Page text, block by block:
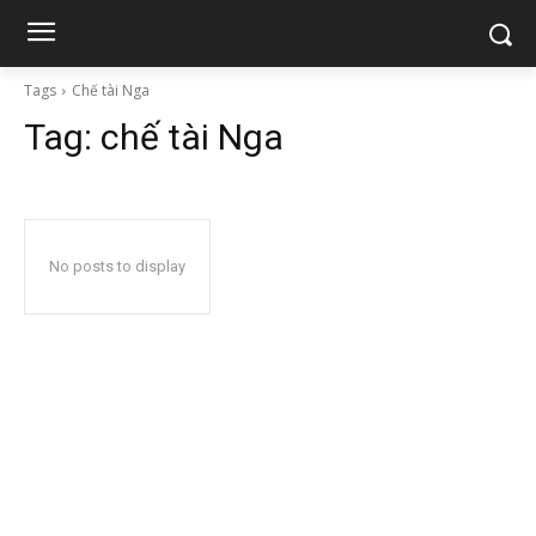
Tags Chế tài Nga
Tag: chế tài Nga
No posts to display